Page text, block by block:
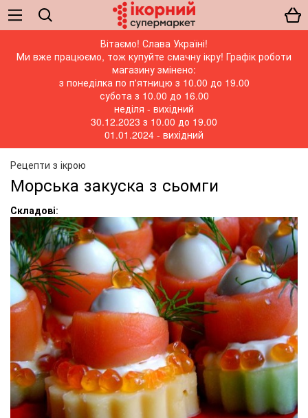
Вітаємо! Слава Україні!
Ми вже працюємо, тож купуйте смачну ікру! Графік роботи
магазину змінено:
з понеділка по п'ятницю з 10.00 до 19.00
субота з 10.00 до 16.00
неділя - вихідний
30.12.2023 з 10.00 до 19.00
01.01.2024 - вихідний
Рецепти з ікрою
Морська закуска з сьомги
Складові: